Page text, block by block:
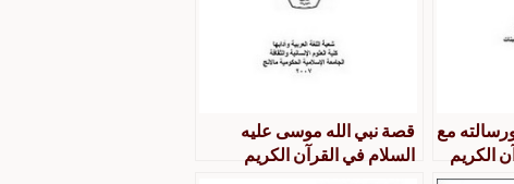
مع
الكريم
قصة نبي الله موسى عليه
السلام في القرآن الكريم